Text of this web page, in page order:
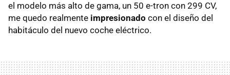
el modelo más alto de gama, un 50 e-tron con 299 CV,
me quedo realmente impresionado con el diseño del
habitáculo del nuevo coche eléctrico.